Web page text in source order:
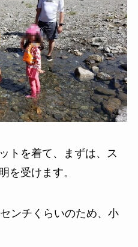
トを着て、まずは、ス
を受けます。
ンチくらいのため、小